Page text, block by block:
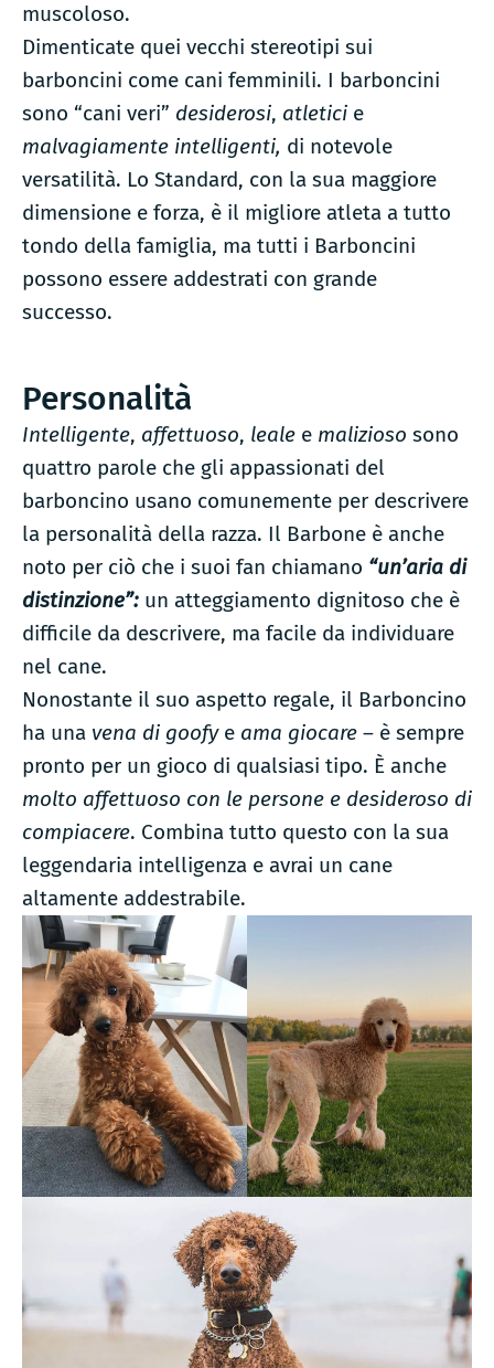
muscoloso.
Dimenticate quei vecchi stereotipi sui
barboncini come cani femminili. I barboncini
sono “cani veri” desiderosi, atletici e
malvagiamente intelligenti, di notevole
versatilità. Lo Standard, con la sua maggiore
dimensione e forza, è il migliore atleta a tutto
tondo della famiglia, ma tutti i Barboncini
possono essere addestrati con grande
successo.
Personalità
Intelligente, affettuoso, leale e malizioso sono
quattro parole che gli appassionati del
barboncino usano comunemente per descrivere
la personalità della razza. Il Barbone è anche
noto per ciò che i suoi fan chiamano “un’aria di
distinzione”: un atteggiamento dignitoso che è
difficile da descrivere, ma facile da individuare
nel cane.
Nonostante il suo aspetto regale, il Barboncino
ha una vena di goofy e ama giocare – è sempre
pronto per un gioco di qualsiasi tipo. È anche
molto affettuoso con le persone e desideroso di
compiacere. Combina tutto questo con la sua
leggendaria intelligenza e avrai un cane
altamente addestrabile.